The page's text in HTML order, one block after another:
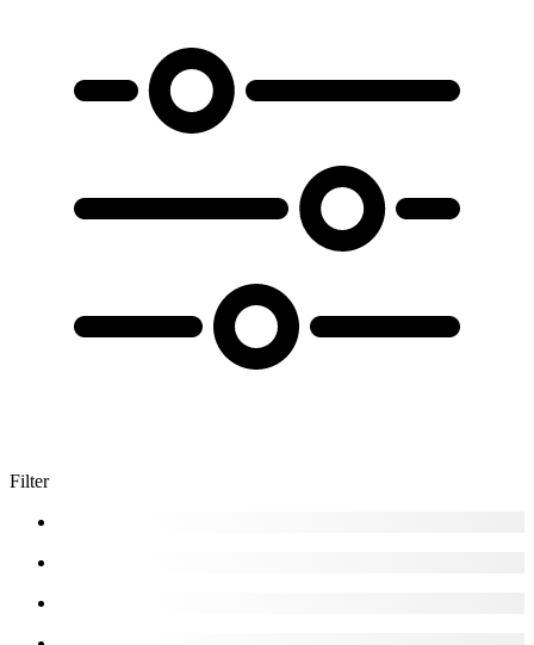
Filter